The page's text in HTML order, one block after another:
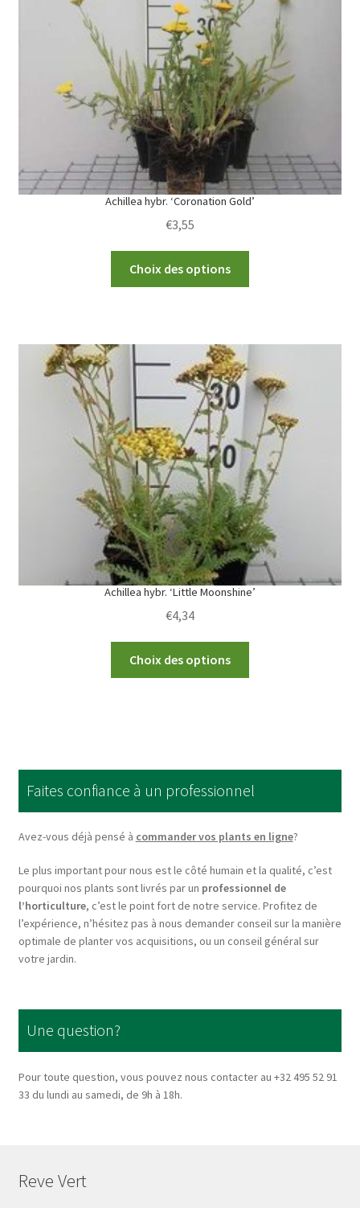
may
chosen
on
the
product
page
Achillea hybr. ‘Coronation Gold’
€3,55
Choix des options
variants.
The
options
may
be
chosen
on
the
product
page
Achillea hybr. ‘Little Moonshine’
€4,34
Choix des options
options
may
be
chosen
the
product
page
Faites confiance à un professionnel
Avez-vous déjà pensé à commander vos plants en ligne?
Le plus important pour nous est le côté humain et la qualité, c’est
pourquoi nos plants sont livrés par un professionnel de
l’horticulture, c’est le point fort de notre service. Profitez de
l’expérience, n’hésitez pas à nous demander conseil sur la manière
optimale de planter vos acquisitions, ou un conseil général sur
votre jardin.
Une question?
Pour toute question, vous pouvez nous contacter au +32 495 52 91
33 du lundi au samedi, de 9h à 18h.
Reve Vert